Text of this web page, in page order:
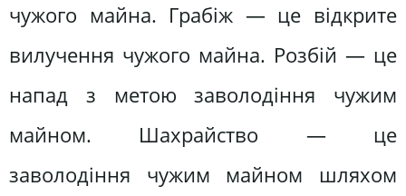
чужого майна. Грабіж — це відкрите
вилучення чужого майна. Розбій — це
напад з метою заволодіння чужим
майном. Шахрайство — це
заволодіння чужим майном шляхом